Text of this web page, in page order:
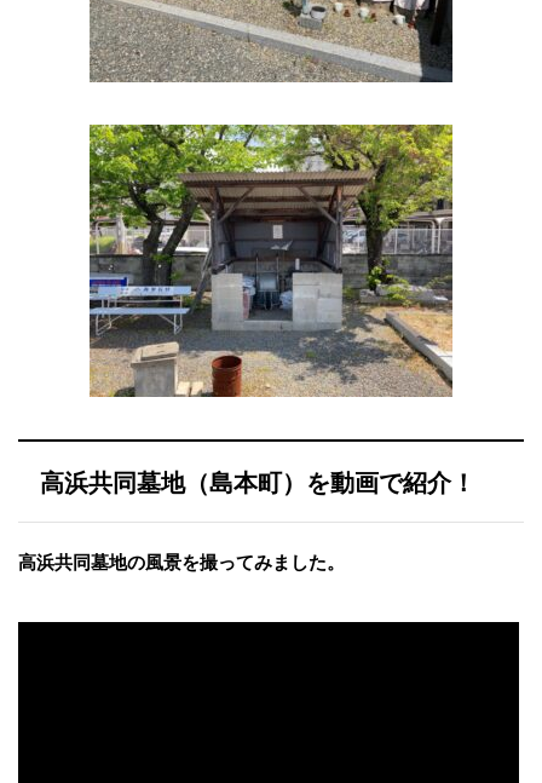
高浜共同墓地（島本町）を動画で紹介！
高浜共同墓地の風景を撮ってみました。